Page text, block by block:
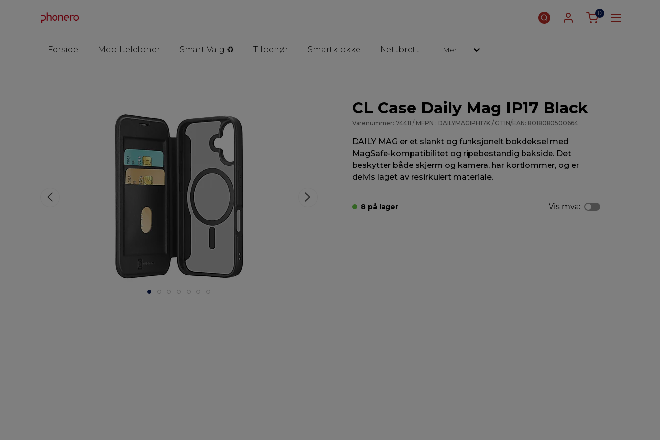
0
Forside Mobiltelefoner Smart Valg ♻️ Tilbehør Smartklokke Nettbrett Mer
CL Case Daily Mag IP17 Black
Varenummer: 74411 / MFPN : DAILYMAGIPH17K / GTIN/EAN: 8018080500664
DAILY MAG er et slankt og funksjonelt bokdeksel med
MagSafe-kompatibilitet og ripebestandig bakside. Det
beskytter både skjerm og kamera, har kortlommer, og er
delvis laget av resirkulert materiale.
8 på lager Vis mva: